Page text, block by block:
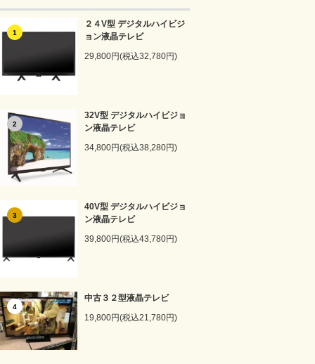
1
２４V型 デジタルハイビジ
ョン液晶テレビ
29,800円(税込32,780円)
2
32V型 デジタルハイビジョ
ン液晶テレビ
34,800円(税込38,280円)
3
40V型 デジタルハイビジョ
ン液晶テレビ
39,800円(税込43,780円)
4
中古３２型液晶テレビ
19,800円(税込21,780円)